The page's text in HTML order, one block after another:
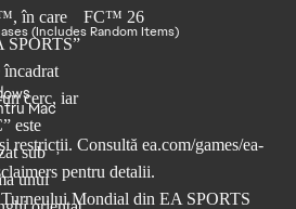
(Includes Random Items)
Mac
restricții. Consultă ea.com/games/ea-
pentru detalii.
Mondial din EA SPORTS